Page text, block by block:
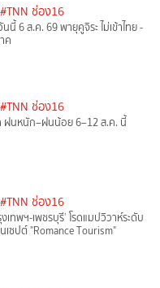
#TNN ช่อง16
6 ส.ค. 69 พายุคูจิระ ไม่เข้าไทย -
ค
#TNN ช่อง16
ฝนหนัก–ฝนน้อย 6–12 ส.ค. นี้
#TNN ช่อง16
ทพฯ-เพชรบุรี’ โรดแมปวิวาห์ระดับ
ซปต์ "Romance Tourism"